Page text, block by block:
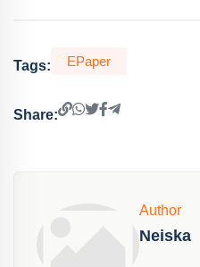
Tags: EPaper
Share:
Author
Neiska